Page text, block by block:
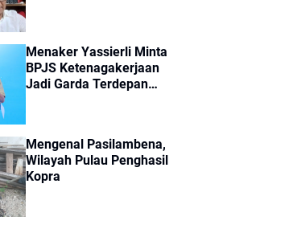
Menaker Yassierli Minta
BPJS Ketenagakerjaan
Jadi Garda Terdepan
Mengenal Pasilambena,
Wilayah Pulau Penghasil
Kopra